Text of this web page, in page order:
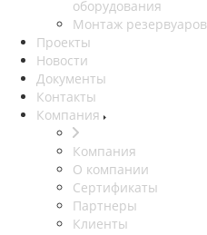
оборудования
Монтаж резервуаров
Проекты
Новости
Документы
Контакты
Компания
Компания
О компании
Сертификаты
Партнеры
Клиенты